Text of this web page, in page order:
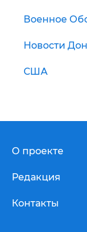
Военное
Новости
США
О проекте
Редакция
Контакты